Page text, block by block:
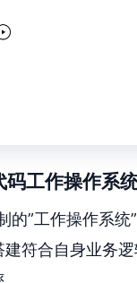
工作操作系
”工作操作系
符合自身业务